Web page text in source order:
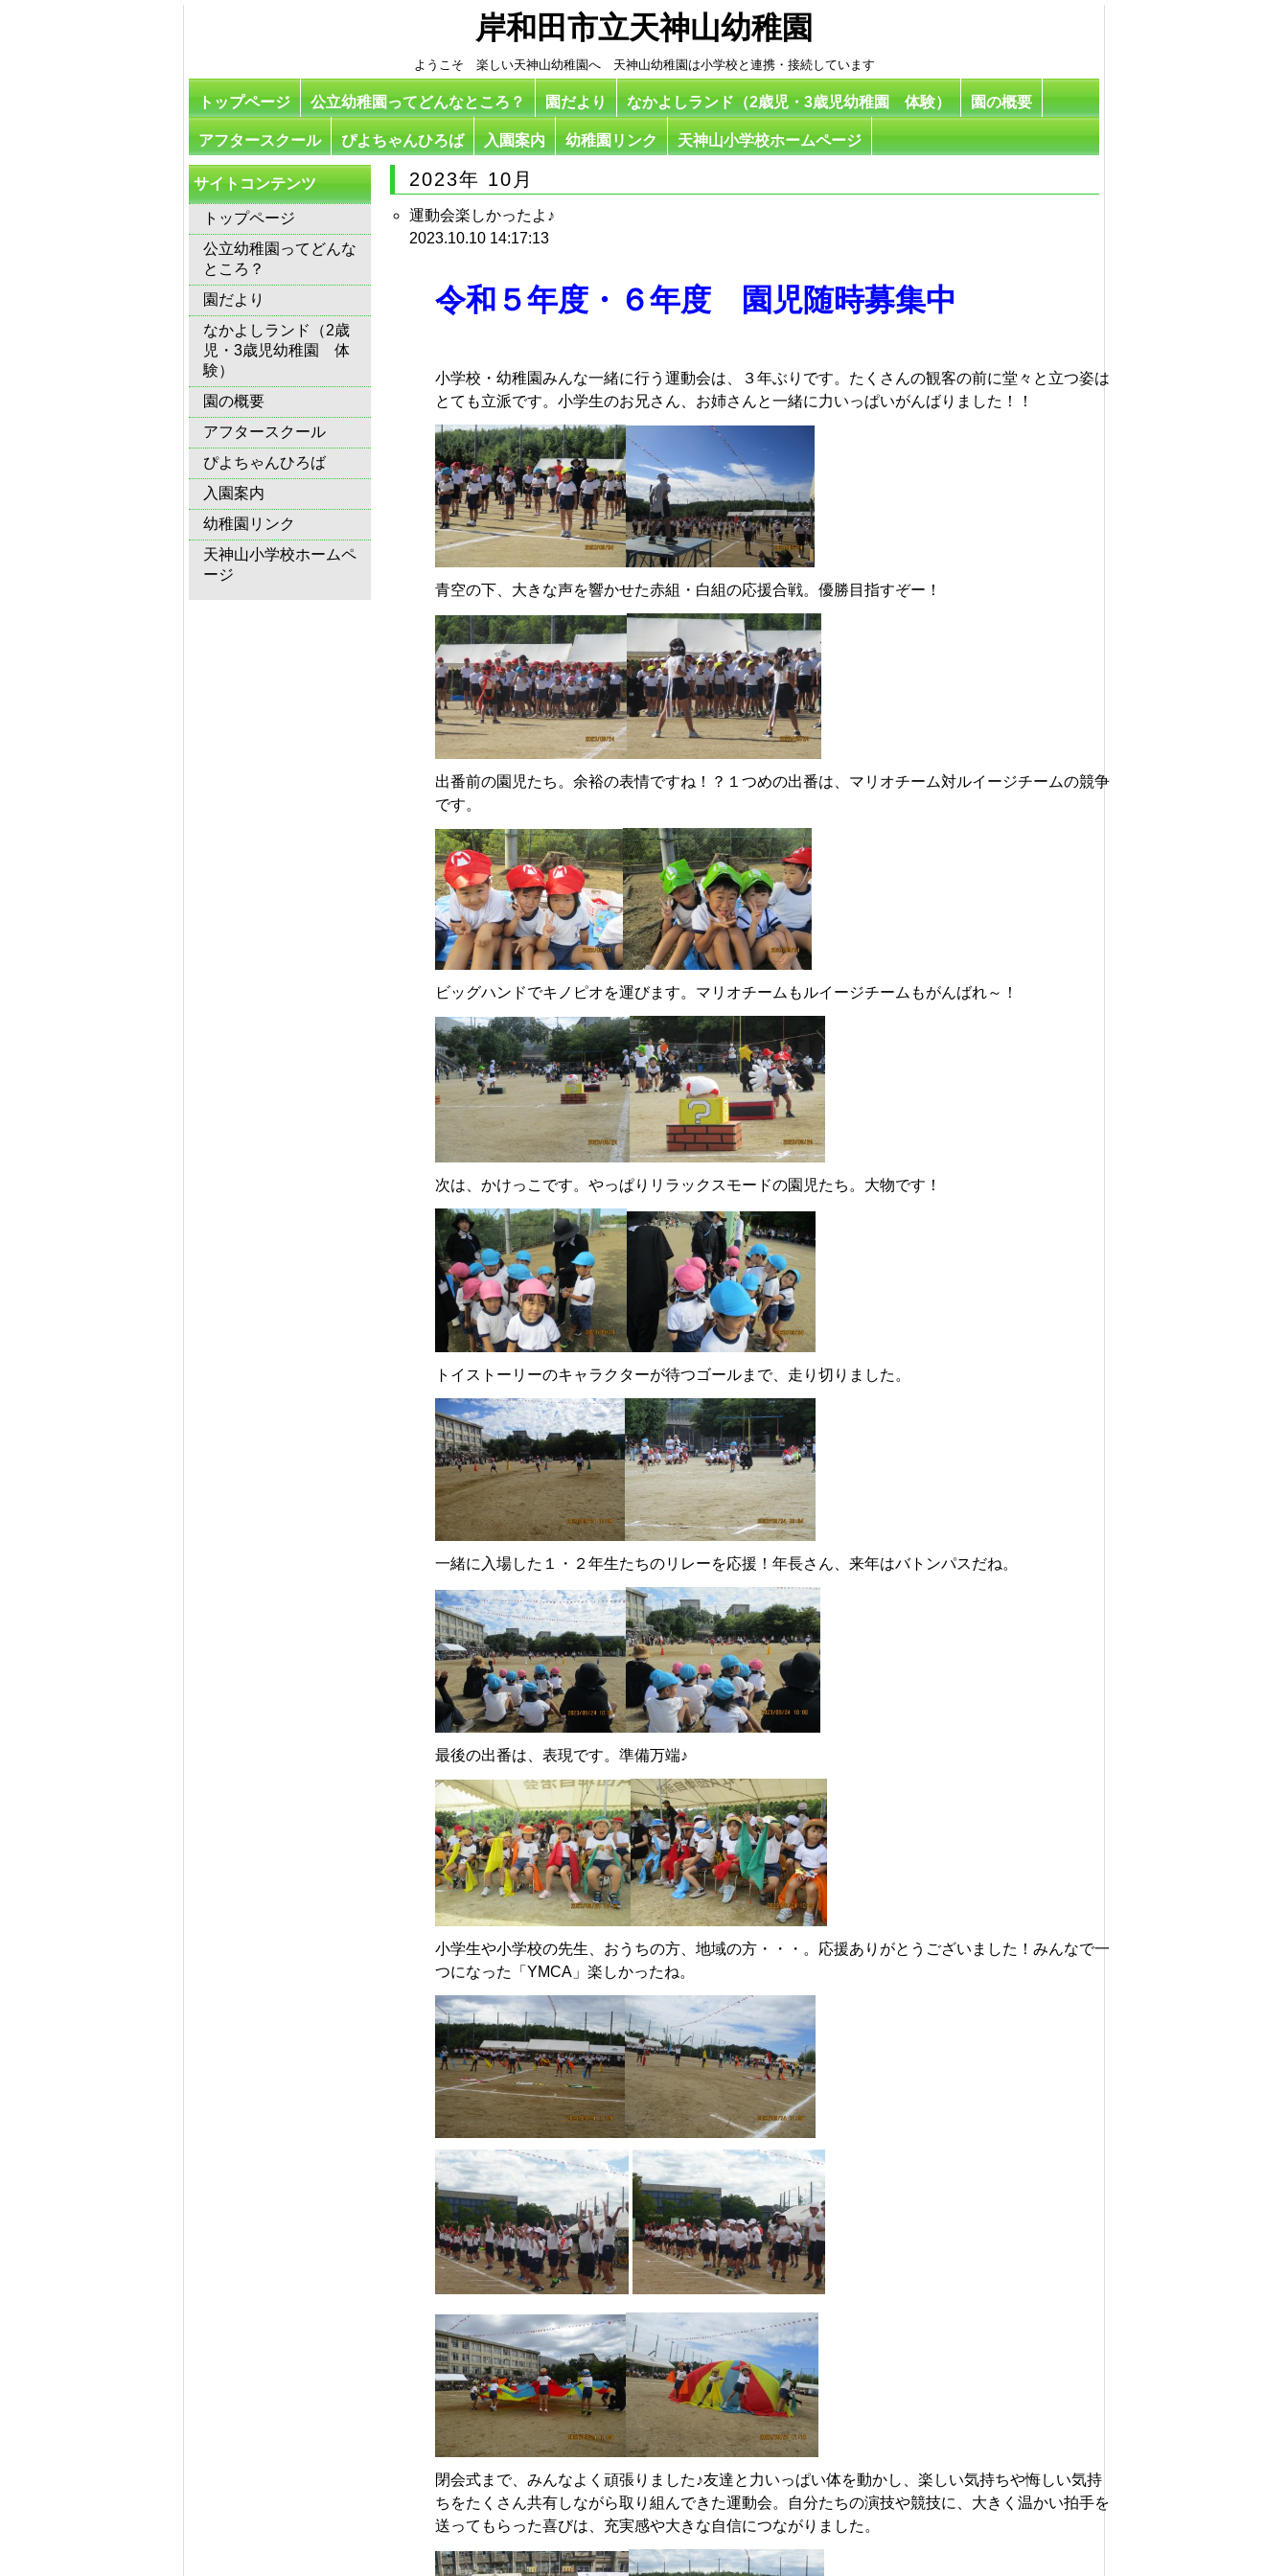
岸和田市立天神山幼稚園
ようこそ 楽しい天神山幼稚園へ 天神山幼稚園は小学校と連携・接続しています
トップページ 公立幼稚園ってどんなところ？ 園だより なかよしランド（2歳児・3歳児幼稚園 体験） 園の概要
アフタースクール ぴよちゃんひろば 入園案内 幼稚園リンク 天神山小学校ホームページ
サイトコンテンツ
トップページ
公立幼稚園ってどんな
ところ？
園だより
なかよしランド（2歳
児・3歳児幼稚園 体
験）
園の概要
アフタースクール
ぴよちゃんひろば
入園案内
幼稚園リンク
天神山小学校ホームペ
ージ
2023年 10月
運動会楽しかったよ♪
2023.10.10 14:17:13
令和５年度・６年度 園児随時募集中
小学校・幼稚園みんな一緒に行う運動会は、３年ぶりです。たくさんの観客の前に堂々と立つ姿は
とても立派です。小学生のお兄さん、お姉さんと一緒に力いっぱいがんばりました！！
青空の下、大きな声を響かせた赤組・白組の応援合戦。優勝目指すぞー！
出番前の園児たち。余裕の表情ですね！？１つめの出番は、マリオチーム対ルイージチームの競争
です。
ビッグハンドでキノピオを運びます。マリオチームもルイージチームもがんばれ～！
次は、かけっこです。やっぱりリラックスモードの園児たち。大物です！
トイストーリーのキャラクターが待つゴールまで、走り切りました。
一緒に入場した１・２年生たちのリレーを応援！年長さん、来年はバトンパスだね。
最後の出番は、表現です。準備万端♪
小学生や小学校の先生、おうちの方、地域の方・・・。応援ありがとうございました！みんなで一
つになった「YMCA」楽しかったね。
閉会式まで、みんなよく頑張りました♪友達と力いっぱい体を動かし、楽しい気持ちや悔しい気持
ちをたくさん共有しながら取り組んできた運動会。自分たちの演技や競技に、大きく温かい拍手を
送ってもらった喜びは、充実感や大きな自信につながりました。